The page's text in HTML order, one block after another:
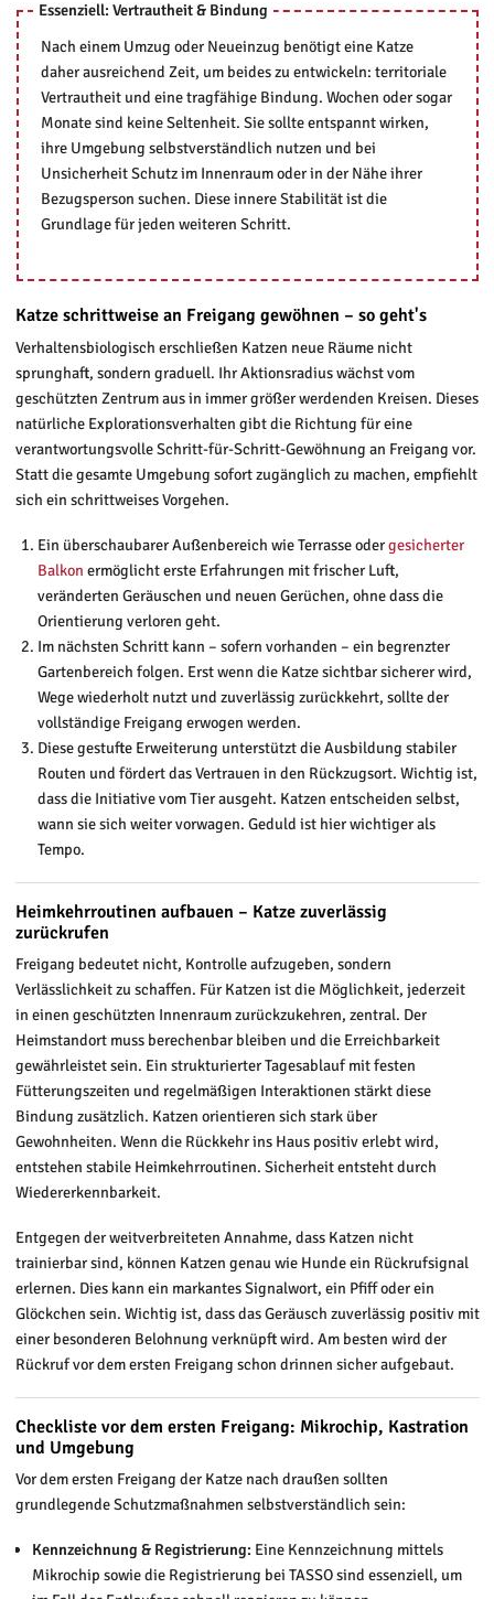
Essenziell: Vertrautheit & Bindung
Nach einem Umzug oder Neueinzug benötigt eine Katze
daher ausreichend Zeit, um beides zu entwickeln: territoriale
Vertrautheit und eine tragfähige Bindung. Wochen oder sogar
Monate sind keine Seltenheit. Sie sollte entspannt wirken,
ihre Umgebung selbstverständlich nutzen und bei
Unsicherheit Schutz im Innenraum oder in der Nähe ihrer
Bezugsperson suchen. Diese innere Stabilität ist die
Grundlage für jeden weiteren Schritt.
Katze schrittweise an Freigang gewöhnen – so geht's
Verhaltensbiologisch erschließen Katzen neue Räume nicht
sprunghaft, sondern graduell. Ihr Aktionsradius wächst vom
geschützten Zentrum aus in immer größer werdenden Kreisen. Dieses
natürliche Explorationsverhalten gibt die Richtung für eine
verantwortungsvolle Schritt-für-Schritt-Gewöhnung an Freigang vor.
Statt die gesamte Umgebung sofort zugänglich zu machen, empfiehlt
sich ein schrittweises Vorgehen.
Ein überschaubarer Außenbereich wie Terrasse odergesicherter
Balkon ermöglicht erste Erfahrungen mit frischer Luft,
veränderten Geräuschen und neuen Gerüchen, ohne dass die
Orientierung verloren geht.
Im nächsten Schritt kann – sofern vorhanden – ein begrenzter
Gartenbereich folgen. Erst wenn die Katze sichtbar sicherer wird,
Wege wiederholt nutzt und zuverlässig zurückkehrt, sollte der
vollständige Freigang erwogen werden.
Diese gestufte Erweiterung unterstützt die Ausbildung stabiler
Routen und fördert das Vertrauen in den Rückzugsort. Wichtig ist,
dass die Initiative vom Tier ausgeht. Katzen entscheiden selbst,
wann sie sich weiter vorwagen. Geduld ist hier wichtiger als
Tempo.
Heimkehrroutinen aufbauen – Katze zuverlässig
zurückrufen
Freigang bedeutet nicht, Kontrolle aufzugeben, sondern
Verlässlichkeit zu schaffen. Für Katzen ist die Möglichkeit, jederzeit
in einen geschützten Innenraum zurückzukehren, zentral. Der
Heimstandort muss berechenbar bleiben und die Erreichbarkeit
gewährleistet sein. Ein strukturierter Tagesablauf mit festen
Fütterungszeiten und regelmäßigen Interaktionen stärkt diese
Bindung zusätzlich. Katzen orientieren sich stark über
Gewohnheiten. Wenn die Rückkehr ins Haus positiv erlebt wird,
entstehen stabile Heimkehrroutinen. Sicherheit entsteht durch
Wiedererkennbarkeit.
Entgegen der weitverbreiteten Annahme, dass Katzen nicht
trainierbar sind, können Katzen genau wie Hunde ein Rückrufsignal
erlernen. Dies kann ein markantes Signalwort, ein Pfiff oder ein
Glöckchen sein. Wichtig ist, dass das Geräusch zuverlässig positiv mit
einer besonderen Belohnung verknüpft wird. Am besten wird der
Rückruf vor dem ersten Freigang schon drinnen sicher aufgebaut.
Checkliste vor dem ersten Freigang: Mikrochip, Kastration
und Umgebung
Vor dem ersten Freigang der Katze nach draußen sollten
grundlegende Schutzmaßnahmen selbstverständlich sein:
Kennzeichnung & Registrierung: Eine Kennzeichnung mittels
Mikrochip sowie die Registrierung bei TASSO sind essenziell, um